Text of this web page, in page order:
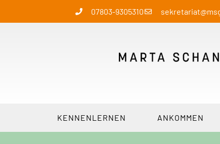
07803-9305310
KENNENLERNEN ANKOMMEN